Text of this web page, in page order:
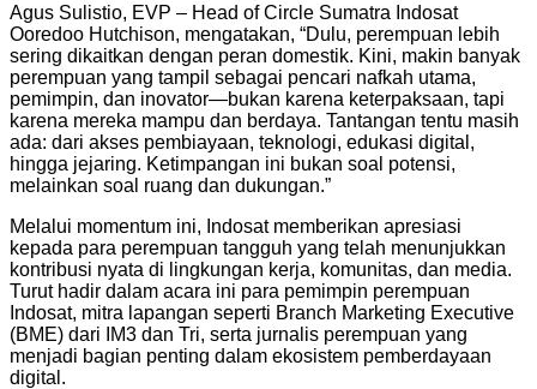
Agus Sulistio, EVP – Head of Circle Sumatra Indosat
Ooredoo Hutchison, mengatakan, “Dulu, perempuan lebih
sering dikaitkan dengan peran domestik. Kini, makin banyak
perempuan yang tampil sebagai pencari nafkah utama,
pemimpin, dan inovator—bukan karena keterpaksaan, tapi
karena mereka mampu dan berdaya. Tantangan tentu masih
ada: dari akses pembiayaan, teknologi, edukasi digital,
hingga jejaring. Ketimpangan ini bukan soal potensi,
melainkan soal ruang dan dukungan.”
Melalui momentum ini, Indosat memberikan apresiasi
kepada para perempuan tangguh yang telah menunjukkan
kontribusi nyata di lingkungan kerja, komunitas, dan media.
Turut hadir dalam acara ini para pemimpin perempuan
Indosat, mitra lapangan seperti Branch Marketing Executive
(BME) dari IM3 dan Tri, serta jurnalis perempuan yang
menjadi bagian penting dalam ekosistem pemberdayaan
digital.